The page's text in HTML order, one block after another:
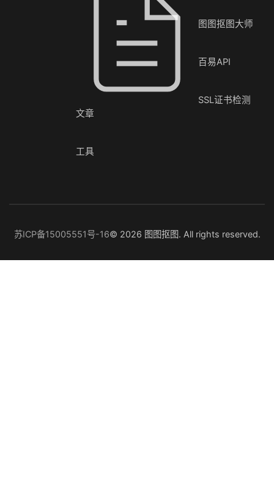
文章
工具
图图抠图大师
百易API
SSL证书检测
苏ICP备15005551号-16© 2026 图图抠图. All rights reserved.